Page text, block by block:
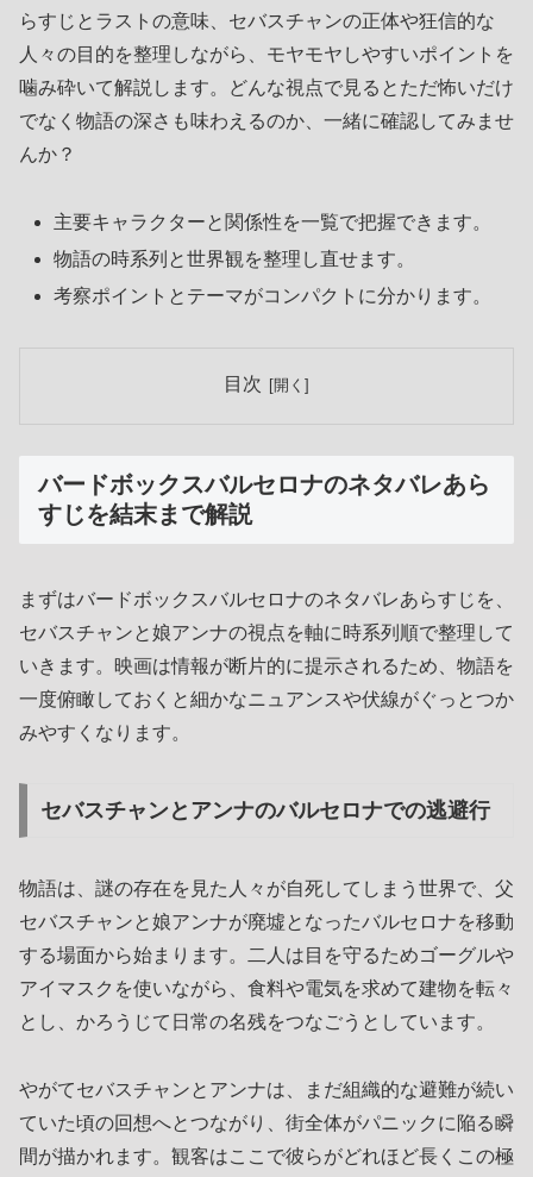
らすじとラストの意味、セバスチャンの正体や狂信的な
人々の目的を整理しながら、モヤモヤしやすいポイントを
噛み砕いて解説します。どんな視点で見るとただ怖いだけ
でなく物語の深さも味わえるのか、一緒に確認してみませ
んか？
主要キャラクターと関係性を一覧で把握できます。
物語の時系列と世界観を整理し直せます。
考察ポイントとテーマがコンパクトに分かります。
目次
バードボックスバルセロナのネタバレあら
すじを結末まで解説
まずはバードボックスバルセロナのネタバレあらすじを、
セバスチャンと娘アンナの視点を軸に時系列順で整理して
いきます。映画は情報が断片的に提示されるため、物語を
一度俯瞰しておくと細かなニュアンスや伏線がぐっとつか
みやすくなります。
セバスチャンとアンナのバルセロナでの逃避行
物語は、謎の存在を見た人々が自死してしまう世界で、父
セバスチャンと娘アンナが廃墟となったバルセロナを移動
する場面から始まります。二人は目を守るためゴーグルや
アイマスクを使いながら、食料や電気を求めて建物を転々
とし、かろうじて日常の名残をつなごうとしています。
やがてセバスチャンとアンナは、まだ組織的な避難が続い
ていた頃の回想へとつながり、街全体がパニックに陥る瞬
間が描かれます。観客はここで彼らがどれほど長くこの極